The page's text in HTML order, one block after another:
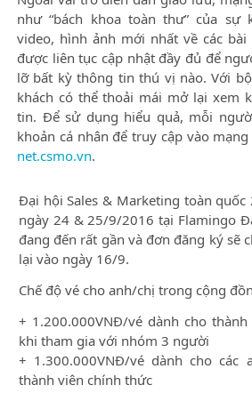
như “bách khoa toàn thư” của sự
video, hình ảnh mới nhất về các
được liên tục cập nhật đầy đủ để
lỡ bất kỳ thông tin thú vị nào. Với
khách có thể thoải mái mở lại xem
tin. Để sử dụng hiểu quả, mỗi
khoản cá nhân để truy cập vào
net.csmo.vn.
Đại hội Sales & Marketing toàn
ngày 24 & 25/9/2016 tại Flamingo
đang đến rất gần và đơn đăng ký sẽ
lại vào ngày 16/9.
Chế độ vé cho anh/chị trong cộng
+ 1.200.000VNĐ/vé dành cho
khi tham gia với nhóm 3 người
+ 1.300.000VNĐ/vé dành cho các
thành viên chính thức